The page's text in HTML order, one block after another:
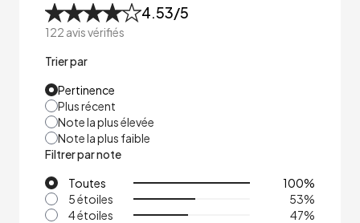
4.53/5
122 avis vérifiés
Trier par
Pertinence
Plus récent
Note la plus élevée
Note la plus faible
Filtrer par note
Toutes
100%
5 étoiles
53%
4 étoiles
47%